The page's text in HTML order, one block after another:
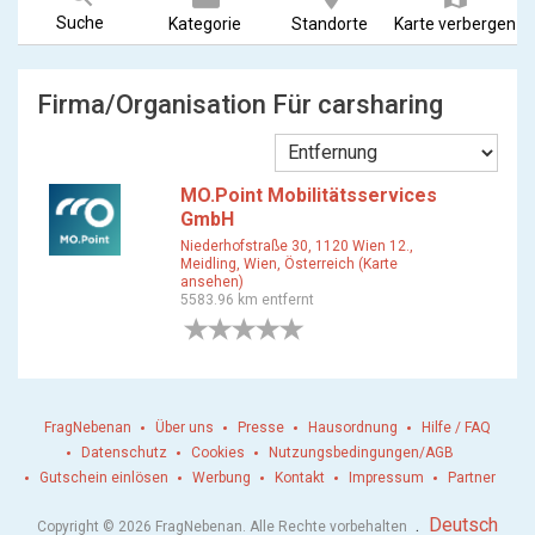
Suche Kategorie Standorte Karte verbergen
Firma/Organisation Für carsharing
MO.Point Mobilitätsservices
GmbH
Niederhofstraße 30, 1120 Wien 12.,
Meidling, Wien, Österreich (Karte
ansehen)
5583.96 km entfernt
FragNebenan Über uns Presse Hausordnung
Hilfe / FAQ
Datenschutz
Cookies
Nutzungsbedingungen/AGB
Gutschein einlösen
Werbung Kontakt Impressum Partner
Copyright © 2026 FragNebenan. Alle Rechte vorbehalten . Deutsch